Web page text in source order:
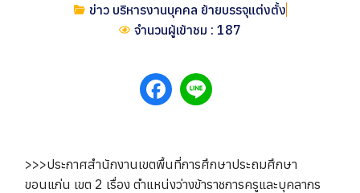
ข่าว บริหารงานบุคคล ย้ายบรรจุแต่งตั้ง
จำนวนผู้เข้าชม : 187
>>>ประกาศสำนักงานเขตพื้นที่การศึกษาประถมศึกษา
ขอนแก่น เขต 2 เรื่อง ตำแหน่งว่างข้าราชการครูและบุคลากร